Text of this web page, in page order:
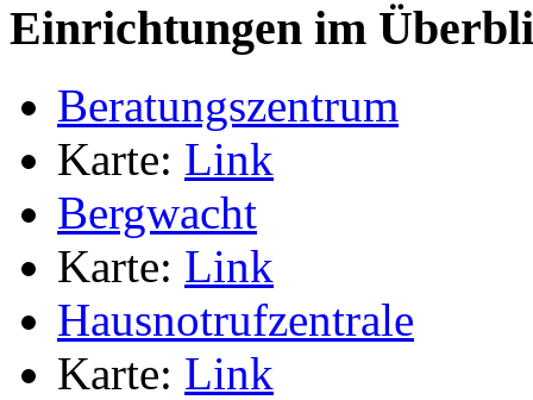
Einrichtungen im
Beratungszentrum
Karte: Link
Bergwacht
Karte: Link
Hausnotrufzentrale
Karte: Link